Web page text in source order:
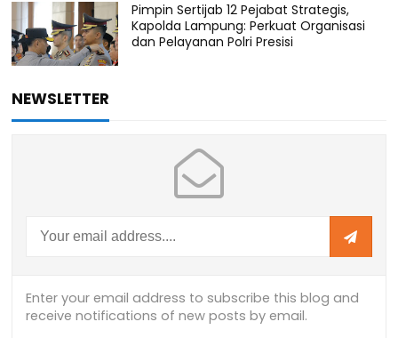
Pimpin Sertijab 12 Pejabat Strategis,
Kapolda Lampung: Perkuat Organisasi
dan Pelayanan Polri Presisi
NEWSLETTER